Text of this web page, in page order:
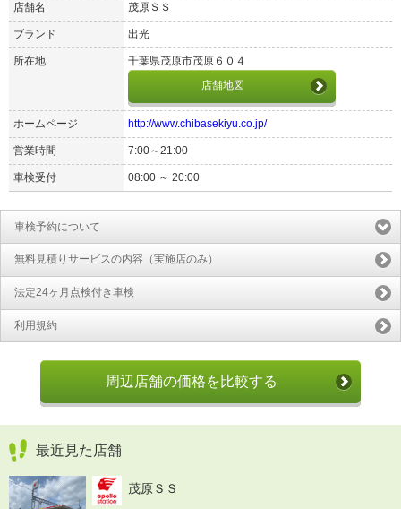
店舗名 茂原ＳＳ
ブランド 出光
所在地
千葉県茂原市茂原６０４
店舗地図
ホームページ http://www.chibasekiyu.co.jp/
営業時間 7:00～21:00
車検受付 08:00 ～ 20:00
車検予約について
無料見積りサービスの内容（実施店のみ）
法定24ヶ月点検付き車検
利用規約
周辺店舗の価格を比較する
最近見た店舗
茂原ＳＳ